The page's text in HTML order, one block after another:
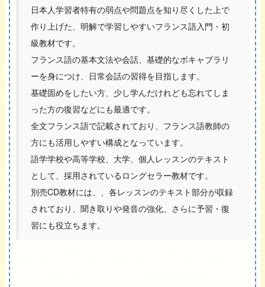
日本人学習者特有の弱点や問題点を知り尽くした上で
作り上げた、明解で学習しやすいフランス語入門・初
級教材です。
フランス語の基本文法や会話、基礎的なボキャブラリ
ーを身につけ、日常会話の習得を目指します。
基礎固めをしたい方、少し学んだけれども忘れてしま
った方の復習などにも最適です。
全文フランス語で記載されており、フランス語教師の
方にも活用しやすい構成となっています。
語学学校や高等学校、大学、個人レッスンのテキスト
として、採用されているロングセラー教材です。
別売CD教材には、、各レッスンのテキスト部分が収録
されており、聞き取りや発音の強化、さらに予習・復
習にも役立ちます。